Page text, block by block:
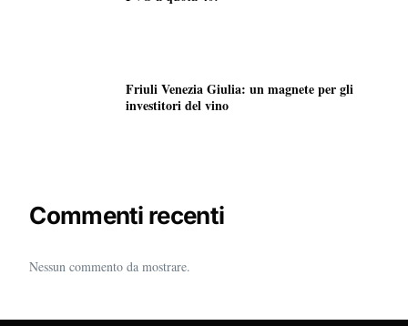
Friuli Venezia Giulia: un magnete per gli
investitori del vino
Commenti recenti
Nessun commento da mostrare.